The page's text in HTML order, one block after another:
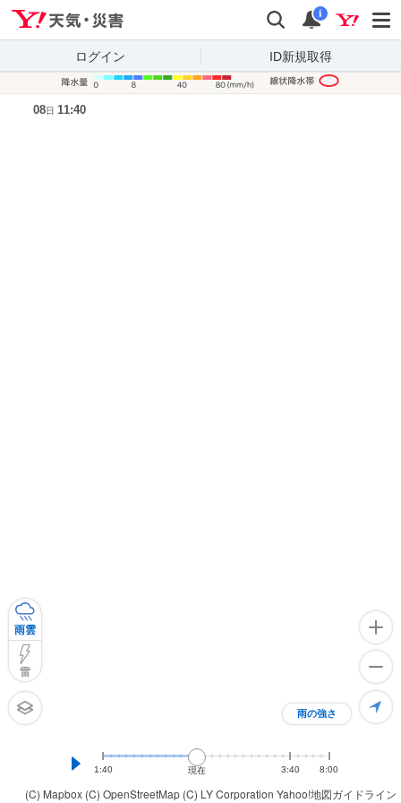
検索 通知
i
ログイン ID新規取得
(C) Mapbox (C) OpenStreetMap (C) LY Corporation Yahoo!地図ガイドライン
雨の強さ
雨雲
雷
1:40 現在 3:40 8:00
08日 11:40